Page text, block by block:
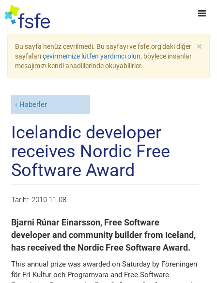
×
Bu sayfa henüz çevrilmedi. Bu sayfayı ve fsfe.org'daki diğer
sayfalarıçevirmemize lütfen yardımcı olun, böylece insanlar
mesajımızı kendi anadillerinde okuyabilirler.
Haberler
Icelandic developer
receives Nordic Free
Software Award
Tarih:: 2010-11-08
Bjarni Rúnar Einarsson, Free Software
developer and community builder from Iceland,
has received the Nordic Free Software Award.
This annual prize was awarded on Saturday by Föreningen
för Fri Kultur och Programvara and Free Software